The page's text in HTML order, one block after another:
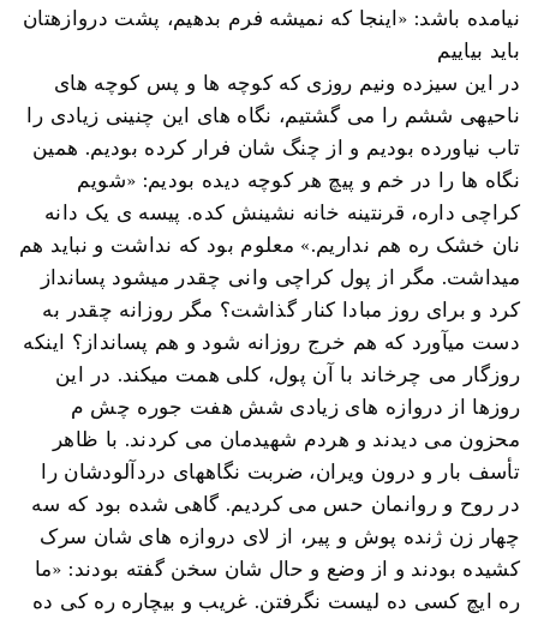
نیامده باشد: «اینجا که نمیشه فرم بدهیم، پشت دروازهتان
باید بیاییم
در این سیزده ونیم روزی که کوچه ها و پس کوچه های
ناحیهی ششم را می گشتیم، نگاه های این چنینی زیادی را
تاب نیاورده بودیم و از چنگ شان فرار کرده بودیم. همین
نگاه ها را در خم و پیچ هر کوچه دیده بودیم: «شویم
کراچی داره، قرنتینه خانه نشینش کده. پیسه ی یک دانه
نان خشک ره هم نداریم.» معلوم بود که نداشت و نباید هم
میداشت. مگر از پول کراچی وانی چقدر میشود پسانداز
کرد و برای روز مبادا کنار گذاشت؟ مگر روزانه چقدر به
دست میآورد که هم خرج روزانه شود و هم پسانداز؟ اینکه
روزگار می چرخاند با آن پول، کلی همت میکند. در این
روزها از دروازه های زیادی شش هفت جوره چش م
محزون می دیدند و هردم شهیدمان می کردند. با ظاهر
تأسف بار و درون ویران، ضربت نگاههای دردآلودشان را
در روح و روانمان حس می کردیم. گاهی شده بود که سه
چهار زن ژنده پوش و پیر، از لای دروازه های شان سرک
کشیده بودند و از وضع و حال شان سخن گفته بودند: «ما
ره ایچ کسی ده لیست نگرفتن. غریب و بیچاره ره کی ده